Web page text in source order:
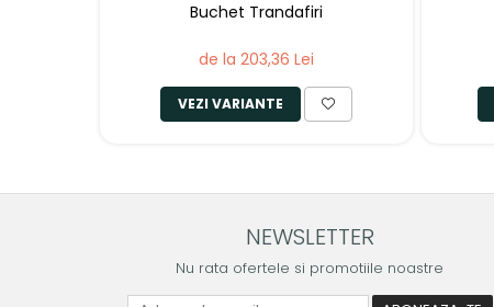
Buchet Trandafiri
de la 203,36 Lei
VEZI VARIANTE
NEWSLETTER
Nu rata ofertele si promotiile noastre